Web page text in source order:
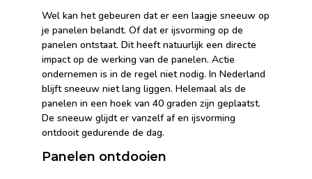
Wel kan het gebeuren dat er een laagje sneeuw op
je panelen belandt. Of dat er ijsvorming op de
panelen ontstaat. Dit heeft natuurlijk een directe
impact op de werking van de panelen. Actie
ondernemen is in de regel niet nodig. In Nederland
blijft sneeuw niet lang liggen. Helemaal als de
panelen in een hoek van 40 graden zijn geplaatst.
De sneeuw glijdt er vanzelf af en ijsvorming
ontdooit gedurende de dag.
Panelen ontdooien